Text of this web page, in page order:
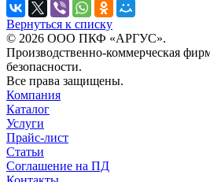
Вернуться к списку
© 2026 ООО ПКФ «АРГУС».
Производственно-коммерческая
безопасности.
Все права защищены.
Компания
Каталог
Услуги
Прайс-лист
Статьи
Соглашение на ПД